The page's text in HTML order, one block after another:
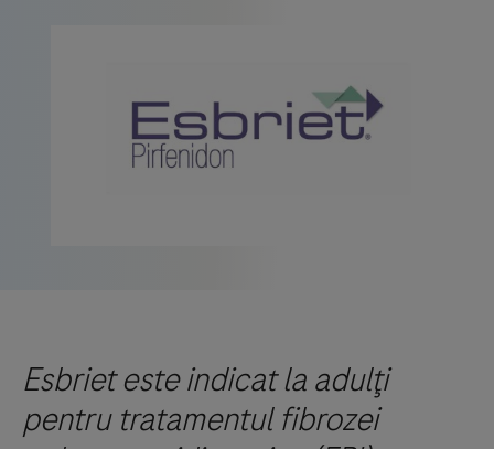
Esbriet este indicat la adulţi
pentru tratamentul fibrozei